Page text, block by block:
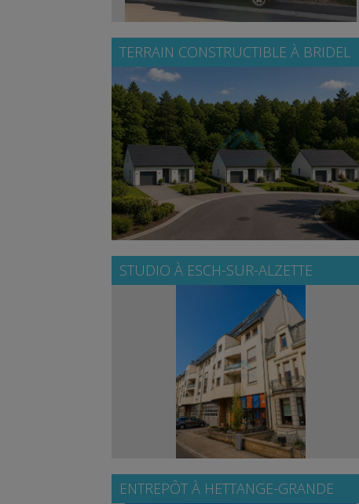
TERRAIN CONSTRUCTIBLE À BRIDEL
STUDIO À ESCH-SUR-ALZETTE
ENTREPÔT À HETTANGE-GRANDE